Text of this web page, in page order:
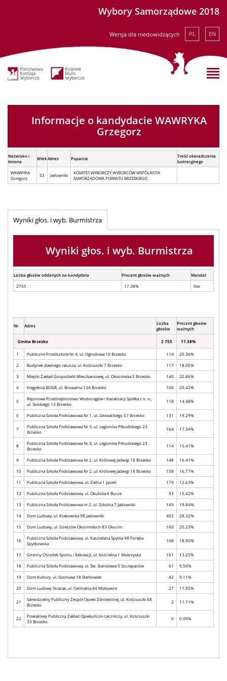
Wybory Samorządowe 2018
Wersja dla niedowidzących PL EN
Informacje o kandydacie WAWRYKA
Grzegorz
Nazwisko i
Imiona
WiekAdres Poparcie
Treść oświadczenia
lustracyjnego
WAWRYKA
Grzegorz
53 Jadowniki
KOMITET WYBORCZY WYBORCÓW WSPÓLNOTA
SAMORZĄDOWA POWIATU BRZESKIEGO
Wyniki głos. i wyb. Burmistrza
Wyniki głos. i wyb. Burmistrza
Liczba głosów oddanych na kandydata Procent głosów ważnych
Mandat
2755
17.38% Nie
Nr Adres
Liczba
głosów
Procent głosów
ważnych
Gmina Brzesko 2 755 17.38%
1 Publiczne Przedszkole Nr 4, ul. Ogrodowa 10 Brzesko 114
20.36%
2
Budynek dawnego ratusza, ul. Kościuszki 7 Brzesko 117
18.06%
3
Miejski Zakład Gospodarki Mieszkaniowej, ul. Okocimska 5 Brzesko 140
20.86%
4
Kręgielnia BOSiR, ul. Browarna 13A Brzesko 106 20.42%
5
Rejonowe Przedsiębiorstwo Wodociągów i Kanalizacji Spółka z o. o.,
ul. Solskiego 13 Brzesko
118 14.48%
6 Publiczna Szkoła Podstawowa Nr 1, ul. Głowackiego 57 Brzesko 131 19.29%
7
Publiczna Szkoła Podstawowa Nr 3, ul. Legionów Piłsudskiego 23
Brzesko
164 17.34%
8
Publiczna Szkoła Podstawowa Nr 3, ul. Legionów Piłsudskiego 23
Brzesko
114 15.41%
9 Publiczna Szkoła Podstawowa Nr 2, ul. Królowej Jadwigi 18 Brzesko 148
16.41%
10
Publiczna Szkoła Podstawowa Nr 2, ul. Królowej Jadwigi 18 Brzesko 158
16.77%
11
Publiczna Szkoła Podstawowa, ul. Zielna 1 Jasień 179
12.63%
12
Publiczna Szkoła Podstawowa, ul. Okulicka 6 Bucze 93
15.42%
13
Publiczna Szkoła Podstawowa nr 2, ul. Szkolna 7 Jadowniki 149
19.84%
14
Dom Ludowy, ul. Krakowska 98 Jadowniki 403
28.32%
15
Dom Ludowy, ul. Goetzów Okocimskich 83 Okocim 160 20.23%
16
Publiczna Szkoła Podstawowa, ul. Kasztelana Spytka 98 Poręba
Spytkowska
168 18.90%
17 Gminny Ośrodek Sportu i Rekreacji, ul. Kościelna 1 Mokrzyska 161
13.25%
18
Publiczna Szkoła Podstawowa, ul. Św. Stanisława 5 Szczepanów 61
9.56%
19
Dom Kultury, ul. Sosnowa 18 Sterkowiec 42
9.11%
20
Dom Ludowy Strażak, ul. Centralna 44 Wokowice 27 11.95%
21
Samodzielny Publiczny Zespół Opieki Zdrowotnej, ul. Kościuszki 68
Brzesko
2 11.11%
22
Powiatowy Publiczny Zakład Opiekuńczo-Leczniczy, ul. Kościuszki
33 Brzesko
0 0.00%